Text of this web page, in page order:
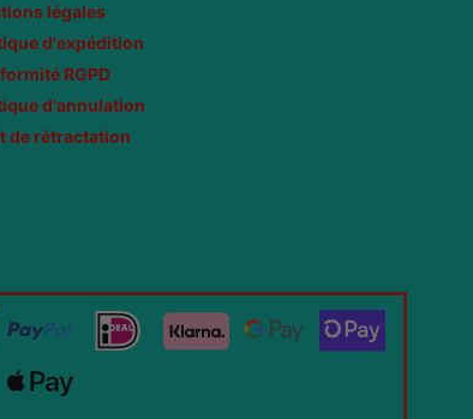
légales
d'expédition
RGPD
d'annulation
de rétractation